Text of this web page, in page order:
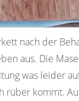
nach der
aus. Die
was leider
rüber kommt.